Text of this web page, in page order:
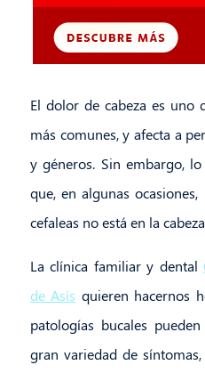
El dolor de cabeza es uno
más comunes, y afecta a
y géneros. Sin embargo,
que, en algunas
cefaleas no está en la
La clínica familiar y dental
de Asís quieren hacernos
patologías bucales
gran variedad de